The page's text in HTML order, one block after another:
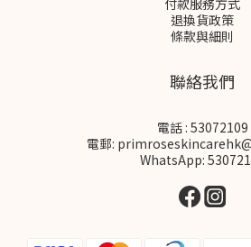
付款服務方式
退換貨政策
條款與細則
聯絡我們
電話 : 53072109
電郵:
WhatsApp: